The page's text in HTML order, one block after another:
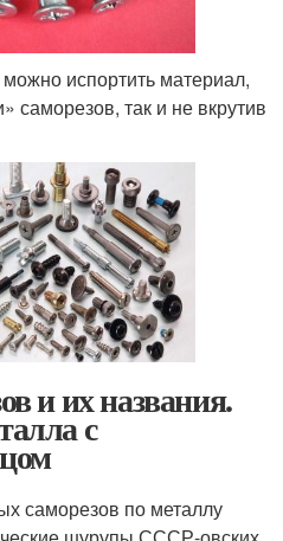
испортить материал,
саморезов, так и не вкрутив
и их названия.
с
саморезов по металлу